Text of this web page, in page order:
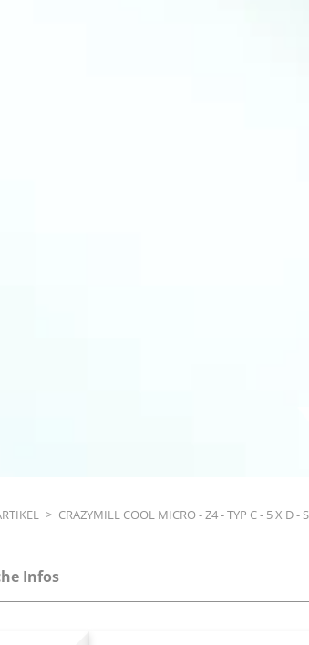
> CRAZYMILL COOL MICRO - Z4 - TYP C - 5 X D - S
Infos